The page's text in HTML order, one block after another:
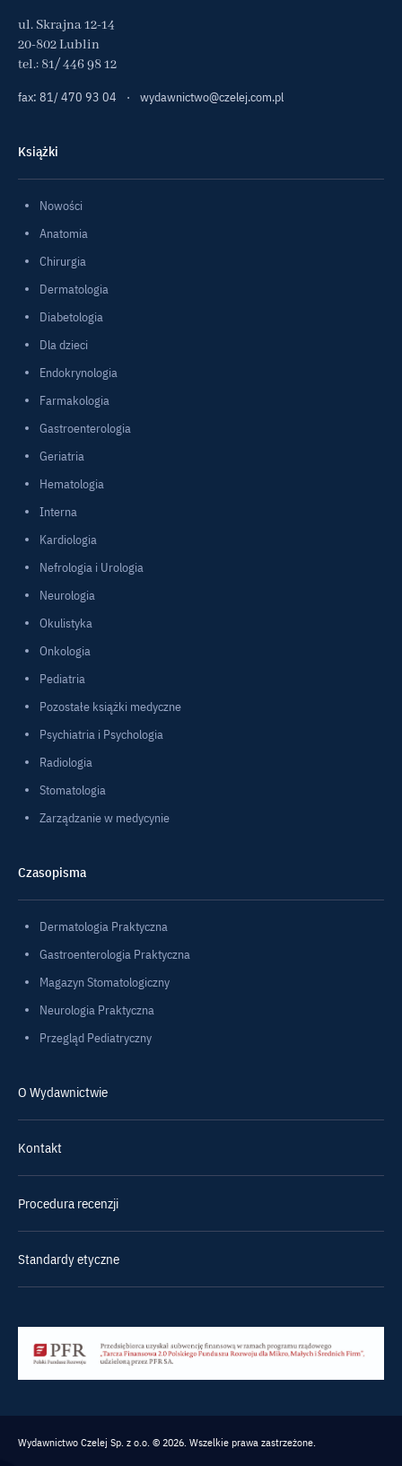
ul. Skrajna 12-14
20-802 Lublin
tel.: 81/ 446 98 12
fax: 81/ 470 93 04
· wydawnictwo@czelej.com.pl
Książki
Nowości
Anatomia
Chirurgia
Dermatologia
Diabetologia
Dla dzieci
Endokrynologia
Farmakologia
Gastroenterologia
Geriatria
Hematologia
Interna
Kardiologia
Nefrologia i Urologia
Neurologia
Okulistyka
Onkologia
Pediatria
Pozostałe książki medyczne
Psychiatria i Psychologia
Radiologia
Stomatologia
Zarządzanie w medycynie
Czasopisma
Dermatologia Praktyczna
Gastroenterologia Praktyczna
Magazyn Stomatologiczny
Neurologia Praktyczna
Przegląd Pediatryczny
O Wydawnictwie
Kontakt
Procedura recenzji
Standardy etyczne
Wydawnictwo Czelej Sp. z o.o. © 2026. Wszelkie prawa zastrzeżone.